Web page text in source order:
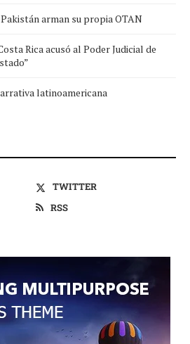
arman su propia OTAN
Rica acusó al Poder Judicial de
latinoamericana
TWITTER
RSS